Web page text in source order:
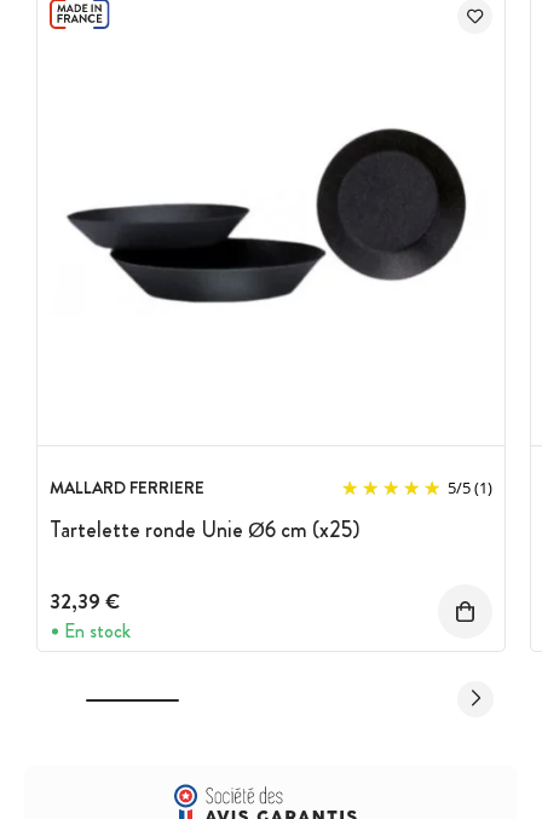
MALLARD FERRIERE 5/5(1)
Tartelette ronde Unie Ø6 cm (x25)
32,39 €
En stock